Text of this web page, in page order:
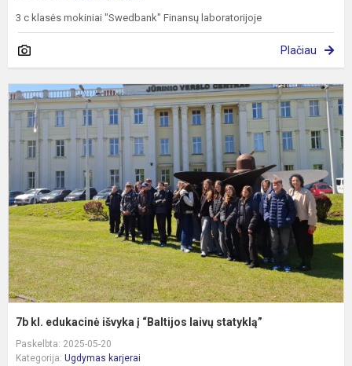
3 c klasės mokiniai "Swedbank" Finansų laboratorijoje
Plačiau
7b kl. edukacinė išvyka į “Baltijos laivų statyklą”
Paskelbta: 2025-05-20
Kategorija: Ugdymas karjerai